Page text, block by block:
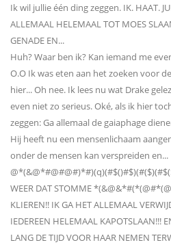
Ik wil jullie één ding zeggen. IK. HAAT.
ALLEMAAL HELEMAAL TOT MOES
GENADE EN...
Huh? Waar ben ik? Kan iemand me
O.O Ik was eten aan het zoeken voor
hier... Oh nee. Ik lees nu wat Drake
even niet zo serieus. Oké, als ik hier
zeggen: Ga allemaal de gaiaphage
Hij heeft nu een mensenlichaam
onder de mensen kan verspreiden en...
WEER DAT STOMME
KLIEREN!! IK GA HET ALLEMAAL
IEDEREEN HELEMAAL KAPOTSLAAN!!!
LANG DE TIJD VOOR HAAR NEMEN